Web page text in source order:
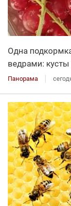
Одна
ведрами:
Панорама